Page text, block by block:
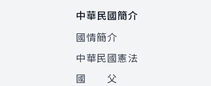
中華民國簡介
國情簡介
中華民國憲法
國 父